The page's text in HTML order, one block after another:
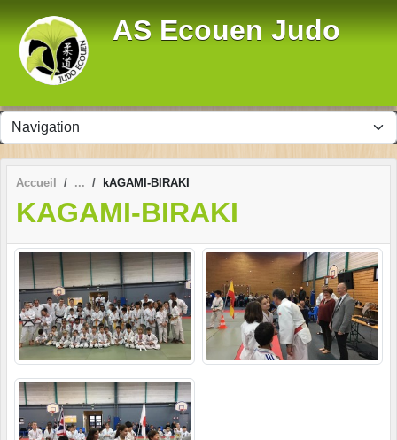
AS Ecouen Judo
Accueil kAGAMI-BIRAKI
KAGAMI-BIRAKI